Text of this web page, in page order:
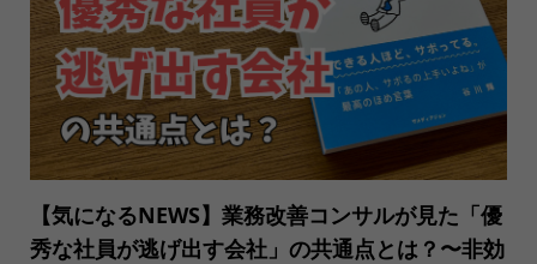
【気になるNEWS】業務改善コンサルが見た「優
秀な社員が逃げ出す会社」の共通点とは？〜非効